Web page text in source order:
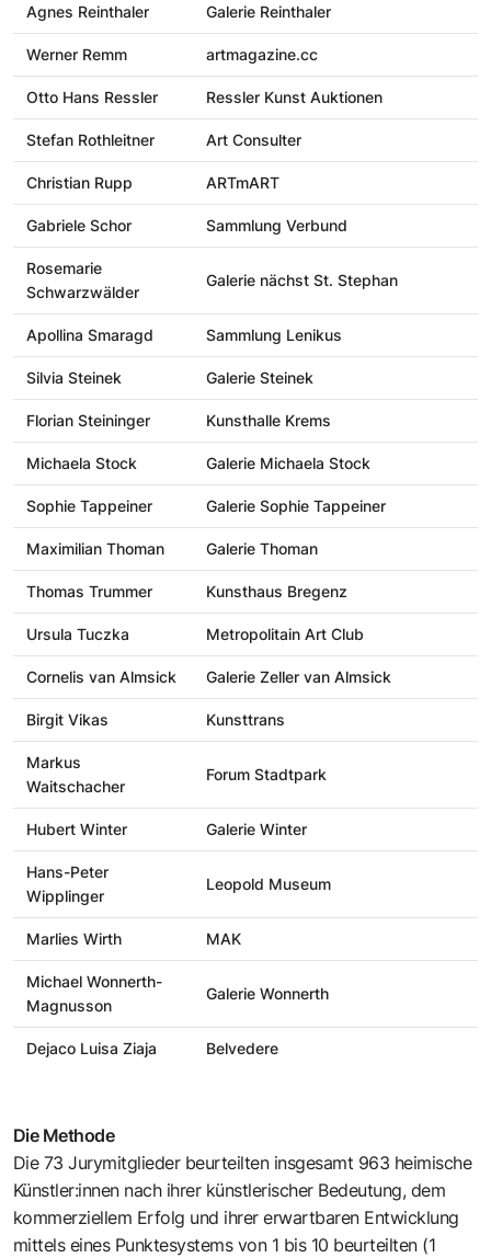
Agnes Reinthaler Galerie Reinthaler
Werner Remm artmagazine.cc
Otto Hans Ressler Ressler Kunst Auktionen
Stefan Rothleitner Art Consulter
Christian Rupp ARTmART
Gabriele Schor Sammlung Verbund
Rosemarie
Schwarzwälder
Galerie nächst St. Stephan
Apollina Smaragd Sammlung Lenikus
Silvia Steinek Galerie Steinek
Florian Steininger Kunsthalle Krems
Michaela Stock Galerie Michaela Stock
Sophie Tappeiner Galerie Sophie Tappeiner
Maximilian Thoman Galerie Thoman
Thomas Trummer Kunsthaus Bregenz
Ursula Tuczka Metropolitain Art Club
Cornelis van Almsick Galerie Zeller van Almsick
Birgit Vikas Kunsttrans
Markus
Waitschacher
Forum Stadtpark
Hubert Winter Galerie Winter
Hans-Peter
Wipplinger
Leopold Museum
Marlies Wirth MAK
Michael Wonnerth-
Magnusson
Galerie Wonnerth
Dejaco Luisa Ziaja Belvedere
Die Methode
Die 73 Jurymitglieder beurteilten insgesamt 963 heimische
Künstler:innen nach ihrer künstlerischer Bedeutung, dem
kommerziellem Erfolg und ihrer erwartbaren Entwicklung
mittels eines Punktesystems von 1 bis 10 beurteilten (1